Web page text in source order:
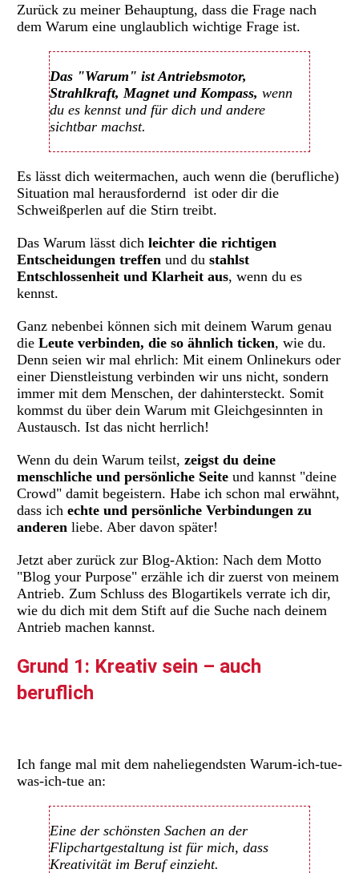
Zurück zu meiner Behauptung, dass die Frage nach
dem Warum eine unglaublich wichtige Frage ist.
Das "Warum" ist Antriebsmotor,
Strahlkraft, Magnet und Kompass, wenn
du es kennst und für dich und andere
sichtbar machst.
Es lässt dich weitermachen, auch wenn die (berufliche)
Situation mal herausfordernd ist oder dir die
Schweißperlen auf die Stirn treibt.
Das Warum lässt dich leichter die richtigen
Entscheidungen treffen und du stahlst
Entschlossenheit und Klarheit aus, wenn du es
kennst.
Ganz nebenbei können sich mit deinem Warum genau
die Leute verbinden, die so ähnlich ticken, wie du.
Denn seien wir mal ehrlich: Mit einem Onlinekurs oder
einer Dienstleistung verbinden wir uns nicht, sondern
immer mit dem Menschen, der dahintersteckt. Somit
kommst du über dein Warum mit Gleichgesinnten in
Austausch. Ist das nicht herrlich!
Wenn du dein Warum teilst, zeigst du deine
menschliche und persönliche Seite und kannst "deine
Crowd" damit begeistern. Habe ich schon mal erwähnt,
dass ich echte und persönliche Verbindungen zu
anderen liebe. Aber davon später!
Jetzt aber zurück zur Blog-Aktion: Nach dem Motto
"Blog your Purpose" erzähle ich dir zuerst von meinem
Antrieb. Zum Schluss des Blogartikels verrate ich dir,
wie du dich mit dem Stift auf die Suche nach deinem
Antrieb machen kannst.
Grund 1: Kreativ sein – auch
beruflich
Ich fange mal mit dem naheliegendsten Warum-ich-tue-
was-ich-tue an:
Eine der schönsten Sachen an der
Flipchartgestaltung ist für mich, dass
Kreativität im Beruf einzieht.